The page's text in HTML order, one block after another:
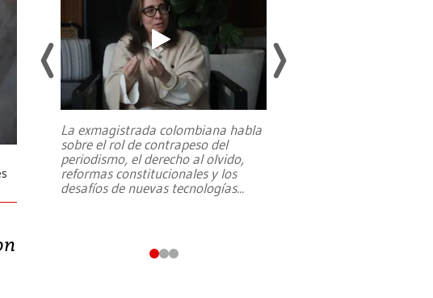
La exmagistrada colombiana habla
sobre el rol de contrapeso del
periodismo, el derecho al olvido,
reformas constitucionales y los
desafíos de nuevas tecnologías...